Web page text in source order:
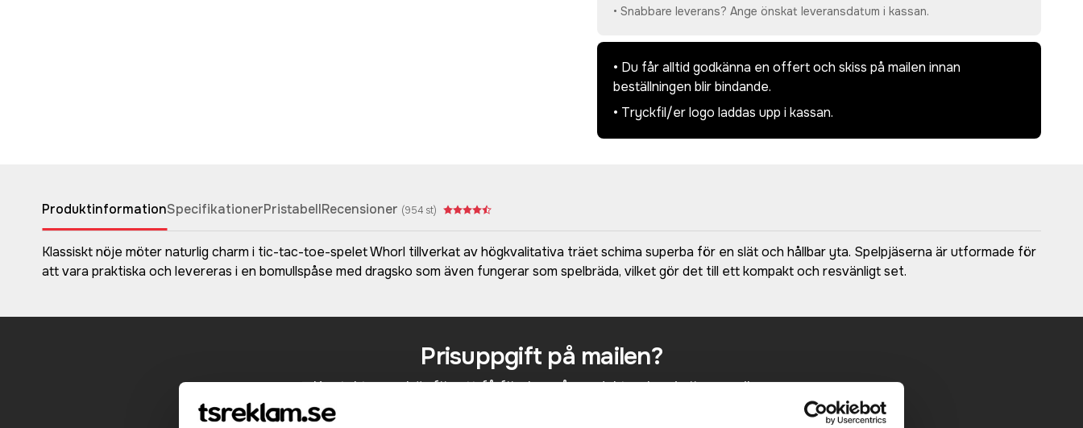
• Snabbare leverans? Ange önskat leveransdatum i kassan.
• Du får alltid godkänna en offert och skiss på mailen innan
beställningen blir bindande.
• Tryckfil/er logo laddas upp i kassan.
ProduktinformationSpecifikationerPristabellRecensioner (954 st)
Klassiskt nöje möter naturlig charm i tic-tac-toe-spelet Whorl tillverkat av högkvalitativa träet schima superba för en slät och hållbar yta. Spelpjäserna är utformade för
att vara praktiska och levereras i en bomullspåse med dragsko som även fungerar som spelbräda, vilket gör det till ett kompakt och resvänligt set.
Prisuppgift på mailen?
Kontakta oss här för att få förslag på produkt och pris över mailen.